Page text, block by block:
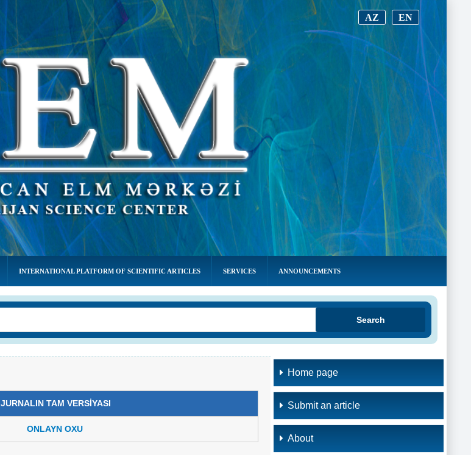
AZ EN
INTERNATIONAL PLATFORM OF SCIENTIFIC ARTICLES SERVICES ANNOUNCEMENTS
Search
JURNALIN TAM VERSİYASI
ONLAYN OXU
Home page
Submit an article
About